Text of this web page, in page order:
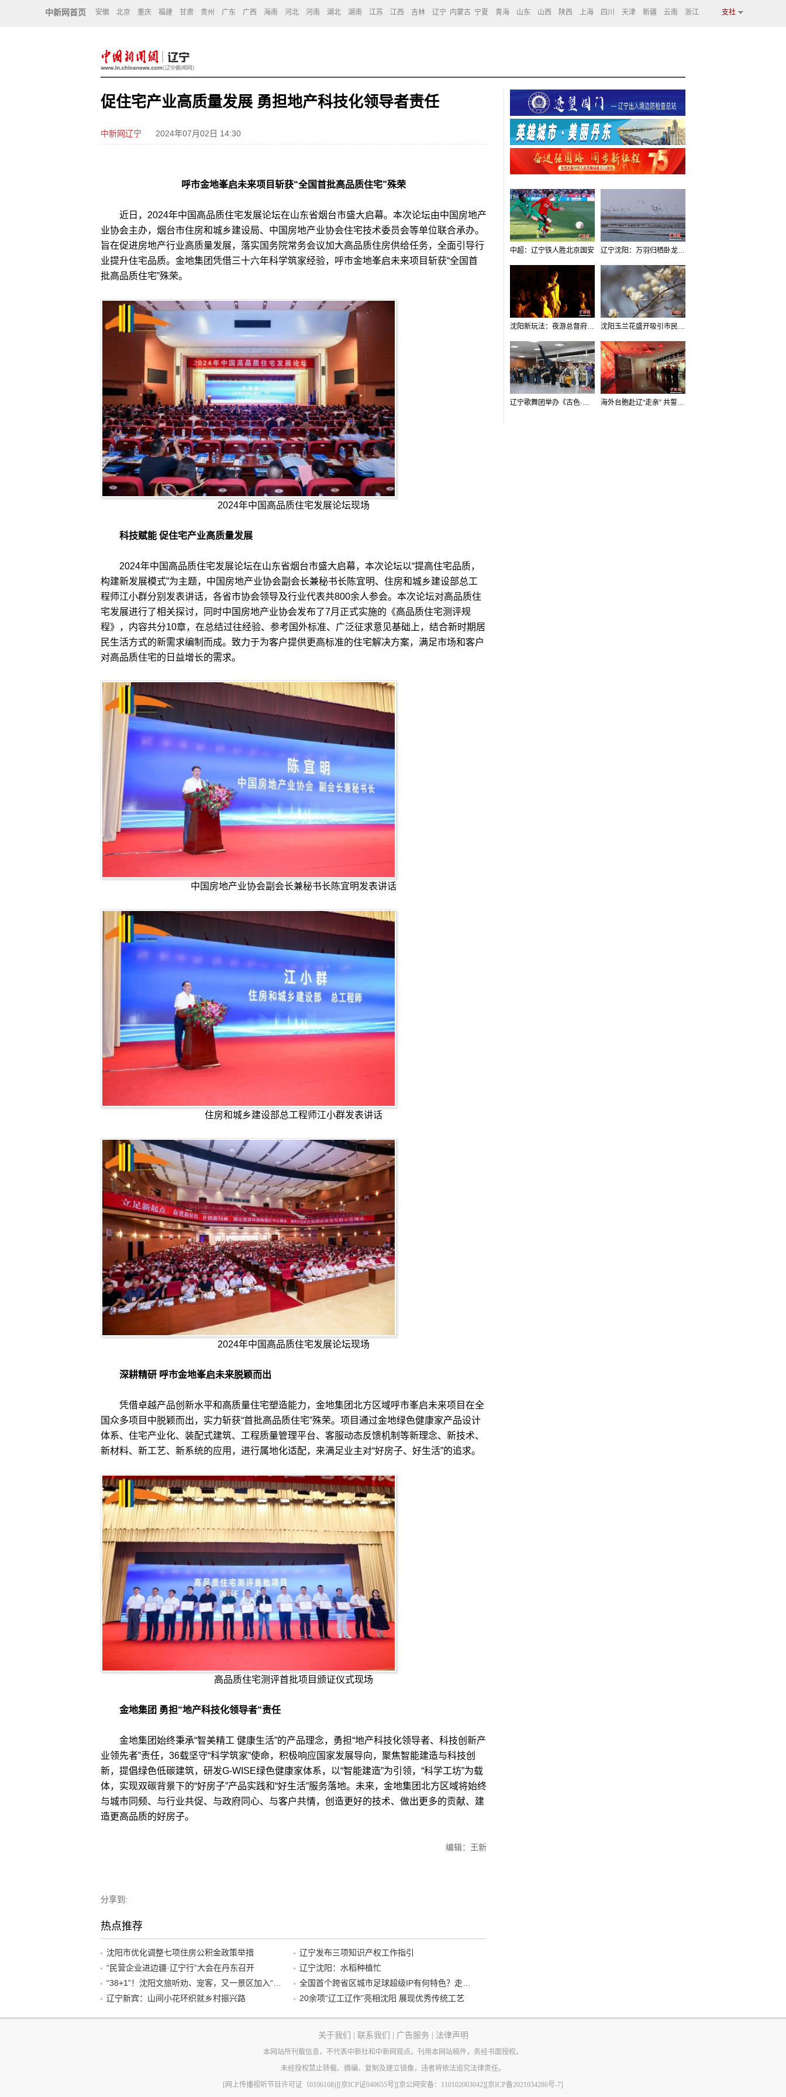
中新网首页 安徽 北京 重庆 福建 甘肃 贵州 广东 广西 海南 河北 河南 湖北 湖南 江苏 江西 吉林 辽宁 内蒙古 宁夏 青海 山东 山西 陕西 上海 四川 天津 新疆 云南 浙江 支社
促住宅产业高质量发展 勇担地产科技化领导者责任
中新网辽宁 2024年07月02日 14:30
呼市金地峯启未来项目斩获“全国首批高品质住宅”殊荣
近日，2024年中国高品质住宅发展论坛在山东省烟台市盛大启幕。本次论坛由中国房地产
业协会主办，烟台市住房和城乡建设局、中国房地产业协会住宅技术委员会等单位联合承办。
旨在促进房地产行业高质量发展，落实国务院常务会议加大高品质住房供给任务，全面引导行
业提升住宅品质。金地集团凭借三十六年科学筑家经验，呼市金地峯启未来项目斩获“全国首
批高品质住宅”殊荣。
2024年中国高品质住宅发展论坛现场
科技赋能 促住宅产业高质量发展
2024年中国高品质住宅发展论坛在山东省烟台市盛大启幕，本次论坛以“提高住宅品质，
构建新发展模式”为主题，中国房地产业协会副会长兼秘书长陈宜明、住房和城乡建设部总工
程师江小群分别发表讲话，各省市协会领导及行业代表共800余人参会。本次论坛对高品质住
宅发展进行了相关探讨，同时中国房地产业协会发布了7月正式实施的《高品质住宅测评规
程》，内容共分10章，在总结过往经验、参考国外标准、广泛征求意见基础上，结合新时期居
民生活方式的新需求编制而成。致力于为客户提供更高标准的住宅解决方案，满足市场和客户
对高品质住宅的日益增长的需求。
中国房地产业协会副会长兼秘书长陈宜明发表讲话
住房和城乡建设部总工程师江小群发表讲话
2024年中国高品质住宅发展论坛现场
深耕精研 呼市金地峯启未来脱颖而出
凭借卓越产品创新水平和高质量住宅塑造能力，金地集团北方区域呼市峯启未来项目在全
国众多项目中脱颖而出，实力斩获“首批高品质住宅”殊荣。项目通过金地绿色健康家产品设计
体系、住宅产业化、装配式建筑、工程质量管理平台、客服动态反馈机制等新理念、新技术、
新材料、新工艺、新系统的应用，进行属地化适配，来满足业主对“好房子、好生活”的追求。
高品质住宅测评首批项目颁证仪式现场
金地集团 勇担“地产科技化领导者“责任
金地集团始终秉承“智美精工 健康生活”的产品理念，勇担“地产科技化领导者、科技创新产
业领先者”责任，36载坚守“科学筑家”使命，积极响应国家发展导向，聚焦智能建造与科技创
新，提倡绿色低碳建筑，研发G-WISE绿色健康家体系，以“智能建造”为引领，“科学工坊”为载
体，实现双碳背景下的“好房子”产品实践和“好生活”服务落地。未来，金地集团北方区域将始终
与城市同频、与行业共促、与政府同心、与客户共情，创造更好的技术、做出更多的贡献、建
造更高品质的好房子。
编辑：王新
分享到:
热点推荐
沈阳市优化调整七项住房公积金政策举措
辽宁发布三项知识产权工作指引
“民营企业进边疆·辽宁行”大会在丹东召开
辽宁沈阳：水稻种植忙
“38+1”！沈阳文旅听劝、宠客，又一景区加入“东北超”优惠名单！
全国首个跨省区城市足球超级IP有何特色？走进沈阳现场去看看
辽宁新宾：山间小花环织就乡村振兴路
20余项“辽工辽作”亮相沈阳 展现优秀传统工艺
中超：辽宁铁人胜北京国安 辽宁沈阳：万羽归栖卧龙湖看群鸟齐飞
沈阳新玩法：夜游总督府，当一回“赴宴者” 沈阳玉兰花盛开吸引市民打卡
辽宁歌舞团举办《古色·国宝辽宁》排练开放日活动 海外台胞赴辽“走亲” 共誓“和平初心”
关于我们 联系我们 广告服务 法律声明
本网站所刊载信息，不代表中新社和中新网观点。刊用本网站稿件，务经书面授权。
未经授权禁止转载、摘编、复制及建立镜像，违者将依法追究法律责任。
[网上传播视听节目许可证（0106168)] [京ICP证040655号] [京公网安备：110102003042] [京ICP备2021034286号-7]